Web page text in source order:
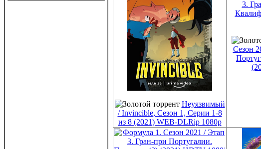
Неуязвимый
/ Invincible, Сезон 1, Серии 1-8
из 8 (2021) WEB-DLRip 1080p
Сезон